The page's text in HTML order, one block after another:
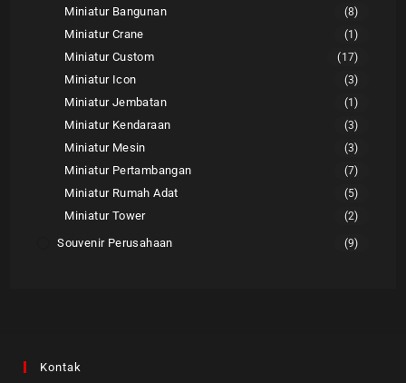
Miniatur Bangunan (8)
Miniatur Crane (1)
Miniatur Custom (17)
Miniatur Icon (3)
Miniatur Jembatan (1)
Miniatur Kendaraan (3)
Miniatur Mesin (3)
Miniatur Pertambangan (7)
Miniatur Rumah Adat (5)
Miniatur Tower (2)
Souvenir Perusahaan (9)
Kontak